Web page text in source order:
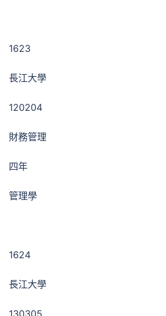
1623
長江大學
120204
財務管理
四年
管理學
1624
長江大學
130305